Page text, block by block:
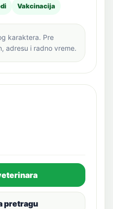
Vakcinacija
karaktera. Pre
adresu i radno vreme.
pretragu